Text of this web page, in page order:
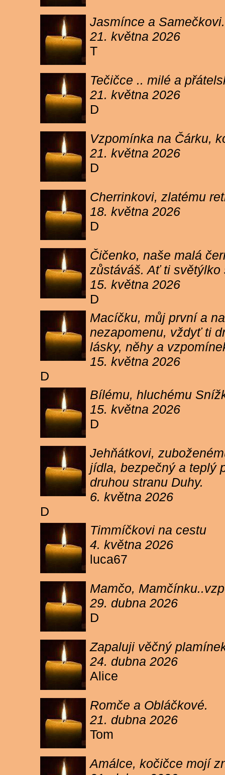
Jasmínce a
21. května 2026
T
Tečičce .. milé a
21. května 2026
D
Vzpomínka na Čárku,
21. května 2026
D
Cherrinkovi, zlatému
18. května 2026
D
Čičenko, naše malá
zůstáváš. Ať ti
15. května 2026
D
Macíčku, můj první a
nezapomenu, vždyť ti
lásky, něhy a
15. května 2026
D
Bílému, hluchému
15. května 2026
D
Jehňátkovi,
jídla, bezpečný a teplý
druhou stranu Duhy.
6. května 2026
D
Timmíčkovi na cestu
4. května 2026
luca67
Mamčo,
29. dubna 2026
D
Zapaluji věčný
24. dubna 2026
Alice
Romče a Obláčkové.
21. dubna 2026
Tom
Amálce, kočičce mojí